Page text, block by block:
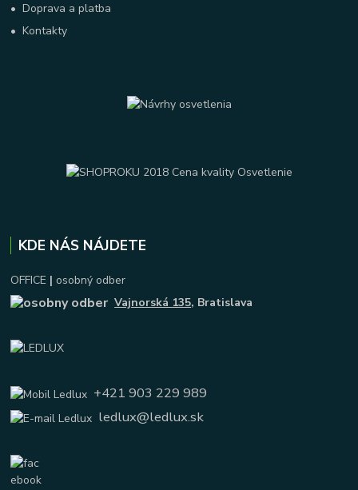
•Doprava a platba
•Kontakty
KDE NÁS NÁJDETE
OFFICE | osobný odber
Vajnorská 135, Bratislava
+421 903 229 989
ledlux@ledlux.sk